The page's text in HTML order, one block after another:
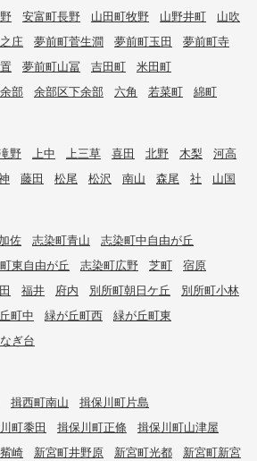
安富町長野 山田町牧野 山野井町
山吹
庄 夢前町菅生澗 夢前町玉田
夢前町寺
夢前町山冨 吉田町
米田町
部 余部区下余部 六角 若菜町 綿町
野 上中 上三草 喜田 北野 木梨
河高
藤田 松尾 松沢 南山 森尾 社 山国
加佐 志染町青山
志染町中自由が丘
東自由が丘 志染町広野 芝町
宿原
福井 府内 別所町朝日ケ丘
別所町小林
町中 緑が丘町西
緑が丘町東
ぎ台
揖西町南山
揖保川町片島
町黍田 揖保川町正條
揖保川町山津屋
崎 新宮町井野原 新宮町光都
新宮町新宮